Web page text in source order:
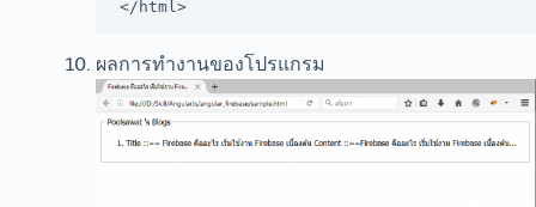
ผลการทำงานของโปรแกรม